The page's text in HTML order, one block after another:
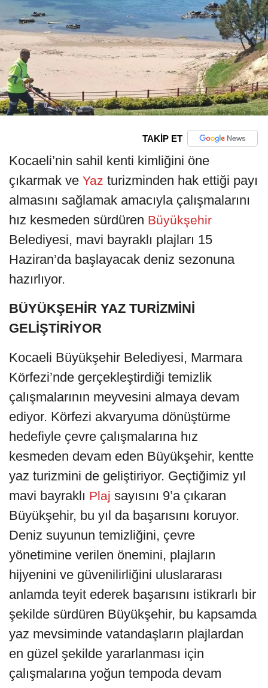
TAKİP ET
Kocaeli’nin sahil kenti kimliğini öne
çıkarmak ve Yaz turizminden hak ettiği payı
almasını sağlamak amacıyla çalışmalarını
hız kesmeden sürdüren Büyükşehir
Belediyesi, mavi bayraklı plajları 15
Haziran’da başlayacak deniz sezonuna
hazırlıyor.
BÜYÜKŞEHİR YAZ TURİZMİNİ
GELİŞTİRİYOR
Kocaeli Büyükşehir Belediyesi, Marmara
Körfezi’nde gerçekleştirdiği temizlik
çalışmalarının meyvesini almaya devam
ediyor. Körfezi akvaryuma dönüştürme
hedefiyle çevre çalışmalarına hız
kesmeden devam eden Büyükşehir, kentte
yaz turizmini de geliştiriyor. Geçtiğimiz yıl
mavi bayraklı Plaj sayısını 9’a çıkaran
Büyükşehir, bu yıl da başarısını koruyor.
Deniz suyunun temizliğini, çevre
yönetimine verilen önemini, plajların
hijyenini ve güvenilirliğini uluslararası
anlamda teyit ederek başarısını istikrarlı bir
şekilde sürdüren Büyükşehir, bu kapsamda
yaz mevsiminde vatandaşların plajlardan
en güzel şekilde yararlanması için
çalışmalarına yoğun tempoda devam